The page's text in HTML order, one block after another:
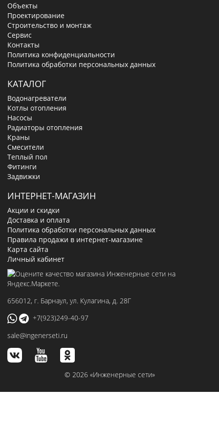
Объекты
Проектирование
Строительство и монтаж
Сервис
Контакты
Политика конфиденциальности
Политика обработки персональных данных
КАТАЛОГ
Водонагреватели
Котлы отопления
Насосы
Радиаторы отопления
Краны
Смесители
Теплый пол
Фитинги
Задвижки
ИНТЕРНЕТ-МАГАЗИН
Акции и скидки
Доставка и оплата
Политика обработки персональных данных
Правила продажи в интернет-магазине
Карта сайта
Личный кабинет
656012, г. Барнаул, ул. Кулагина, д. 28Г
+7(923)249-40-97
sale@ingenerseti.ru
© 2026 «Инженерные сети»